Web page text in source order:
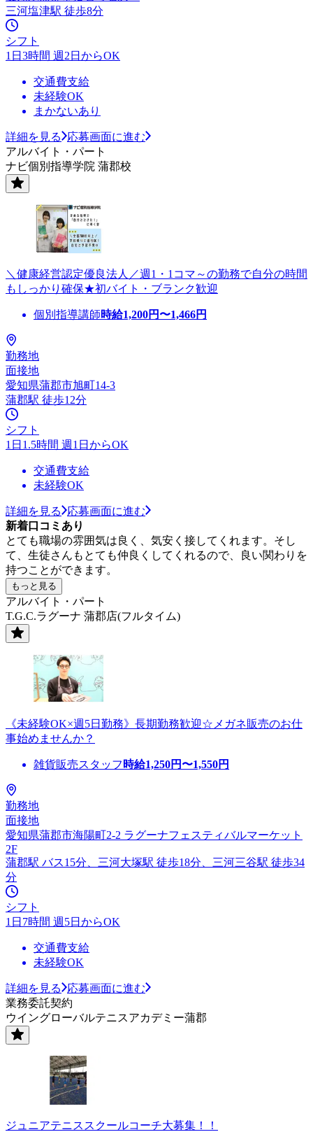
三河塩津駅 徒歩8分
シフト
1日3時間 週2日からOK
交通費支給
未経験OK
まかないあり
詳細を見る
応募画面に進む
アルバイト・パート
ナビ個別指導学院 蒲郡校
＼健康経営認定優良法人／週1・1コマ～の勤務で自分の時間
もしっかり確保★初バイト・ブランク歓迎
個別指導講師時給1,200円〜1,466円
勤務地
面接地
愛知県蒲郡市旭町14-3
蒲郡駅 徒歩12分
シフト
1日1.5時間 週1日からOK
交通費支給
未経験OK
詳細を見る
応募画面に進む
新着口コミあり
とても職場の雰囲気は良く、気安く接してくれます。そし
て、生徒さんもとても仲良くしてくれるので、良い関わりを
持つことができます。
もっと見る
アルバイト・パート
T.G.C.ラグーナ 蒲郡店(フルタイム)
《未経験OK×週5日勤務》長期勤務歓迎☆メガネ販売のお仕
事始めませんか？
雑貨販売スタッフ 時給1,250円〜1,550円
勤務地
面接地
愛知県蒲郡市海陽町2-2 ラグーナフェスティバルマーケット
2F
蒲郡駅 バス15分、三河大塚駅 徒歩18分、三河三谷駅 徒歩34
分
シフト
1日7時間 週5日からOK
交通費支給
未経験OK
詳細を見る
応募画面に進む
業務委託契約
ウイングローバルテニスアカデミー蒲郡
ジュニアテニススクールコーチ大募集！！